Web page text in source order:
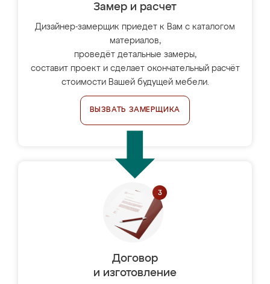
Замер и расчет
Дизайнер-замерщик приедет к Вам с каталогом
материалов,
проведёт детальные замеры,
составит проект и сделает окончательный расчёт
стоимости Вашей будущей мебели.
ВЫЗВАТЬ ЗАМЕРЩИКА
Договор
и изготовление